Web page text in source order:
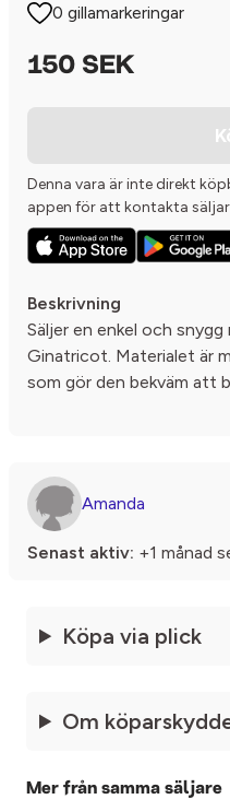
0 gillamarkeringar
150 SEK
Denna vara är inte direkt
appen för att kontakta
Beskrivning
Säljer en enkel och
Ginatricot. Materialet är
som gör den bekväm att
Amanda
Senast aktiv: +1 månad
Köpa via plick
Om
Mer från samma säljare